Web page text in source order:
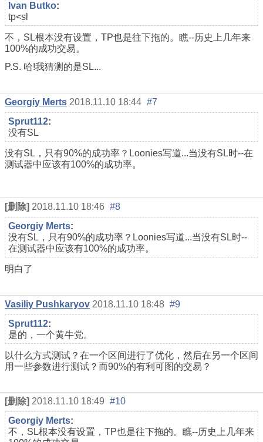
Ivan Butko:
tp<sl
不，SL根本没有设置，TP也是往下拖的。瞧--历史上几年来
100%的成功交易。
P.S. 哈!我猜测的是SL...
Georgiy Merts 2018.11.10 18:44 #7
Sprut112:
没有SL
没有SL，只有90%的成功率？Loonies写道...当没有SL时--在
测试器中应该有100%的成功率。
[删除] 2018.11.10 18:46 #8
Georgiy Merts:
没有SL，只有90%的成功率？Loonies写道...当没有SL时--
在测试器中应该有100%的成功率。
明白了
Vasiliy Pushkaryov 2018.11.10 18:48 #9
Sprut112:
是的，一个黄牛党。
以什么方式测试？在一个区间进行了优化，然后在另一个区间
用一些参数进行测试？而90%的有利可图的交易？
[删除] 2018.11.10 18:49 #10
Georgiy Merts:
不，SL根本没有设置，TP也是往下拖的。瞧--历史上几年来